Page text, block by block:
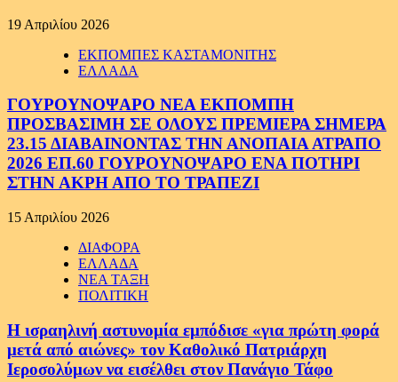
19 Απριλίου 2026
ΕΚΠΟΜΠΕΣ ΚΑΣΤΑΜΟΝΙΤΗΣ
ΕΛΛΑΔΑ
ΓΟΥΡΟΥΝΟΨΑΡΟ ΝΕΑ ΕΚΠΟΜΠΗ
ΠΡΟΣΒΑΣΙΜΗ ΣΕ ΟΛΟΥΣ ΠΡΕΜΙΕΡΑ ΣΗΜΕΡΑ
23.15 ΔΙΑΒΑΙΝΟΝΤΑΣ ΤΗΝ ΑΝΟΠΑΙΑ ΑΤΡΑΠΟ
2026 ΕΠ.60 ΓΟΥΡΟΥΝΟΨΑΡΟ ΕΝΑ ΠΟΤΗΡΙ
ΣΤΗΝ ΑΚΡΗ ΑΠΟ ΤΟ ΤΡΑΠΕΖΙ
15 Απριλίου 2026
ΔΙΑΦΟΡΑ
ΕΛΛΑΔΑ
ΝΕΑ ΤΑΞΗ
ΠΟΛΙΤΙΚΗ
Η ισραηλινή αστυνομία εμπόδισε «για πρώτη φορά
μετά από αιώνες» τον Καθολικό Πατριάρχη
Ιεροσολύμων να εισέλθει στον Πανάγιο Τάφο